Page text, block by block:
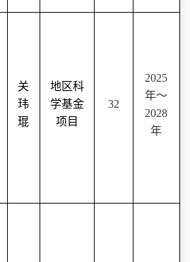
关
玮
琨
地区科
学基金
项目
32
2025
年～
2028
年